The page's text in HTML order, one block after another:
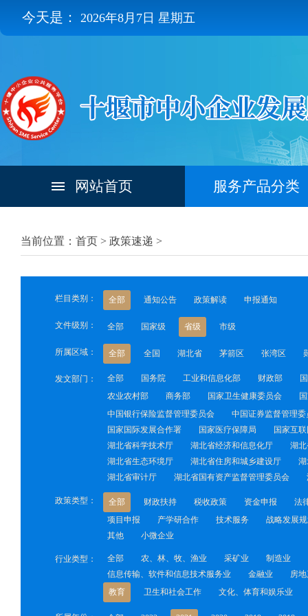
今天是： 2026年8月7日 星期五
网站首页 服务产品分类
当前位置：首页 > 政策速递 >
栏目类别： 全部 通知公告 政策解读 申报通知
文件级别： 全部 国家级 省级 市级
所属区域： 全部 全国 湖北省 茅箭区 张湾区
发文部门： 全部 国务院 工业和信息化部 财政部
农业农村部
商务部 国家卫生健康委员会
中国银行保险监督管理委员会
中国证券监督管理委
国家国际发展合作署
国家医疗保障局
国家互
湖北省科学技术厅
湖北省经济和信息化厅
湖
湖北省生态环境厅
湖北省住房和城乡建设厅
湖北省审计厅
湖北省国有资产监督管理委员会
政策类型： 全部 财政扶持 税收政策 资金申报
法
项目申报
产学研合作 技术服务
战略发展
其他
小微企业
行业类型： 全部 农、林、牧、渔业 采矿业
制造业
信息传输、软件和信息技术服务业
金融业
房
教育
卫生和社会工作 文化、体育和娱乐业